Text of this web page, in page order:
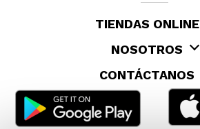
TIENDAS ONLINE
NOSOTROS
CONTÁCTANOS